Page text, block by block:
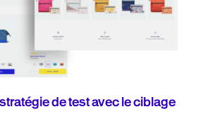
de test avec le ciblage